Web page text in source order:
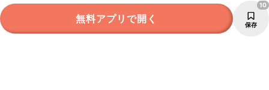
無料アプリで開く 保存
10